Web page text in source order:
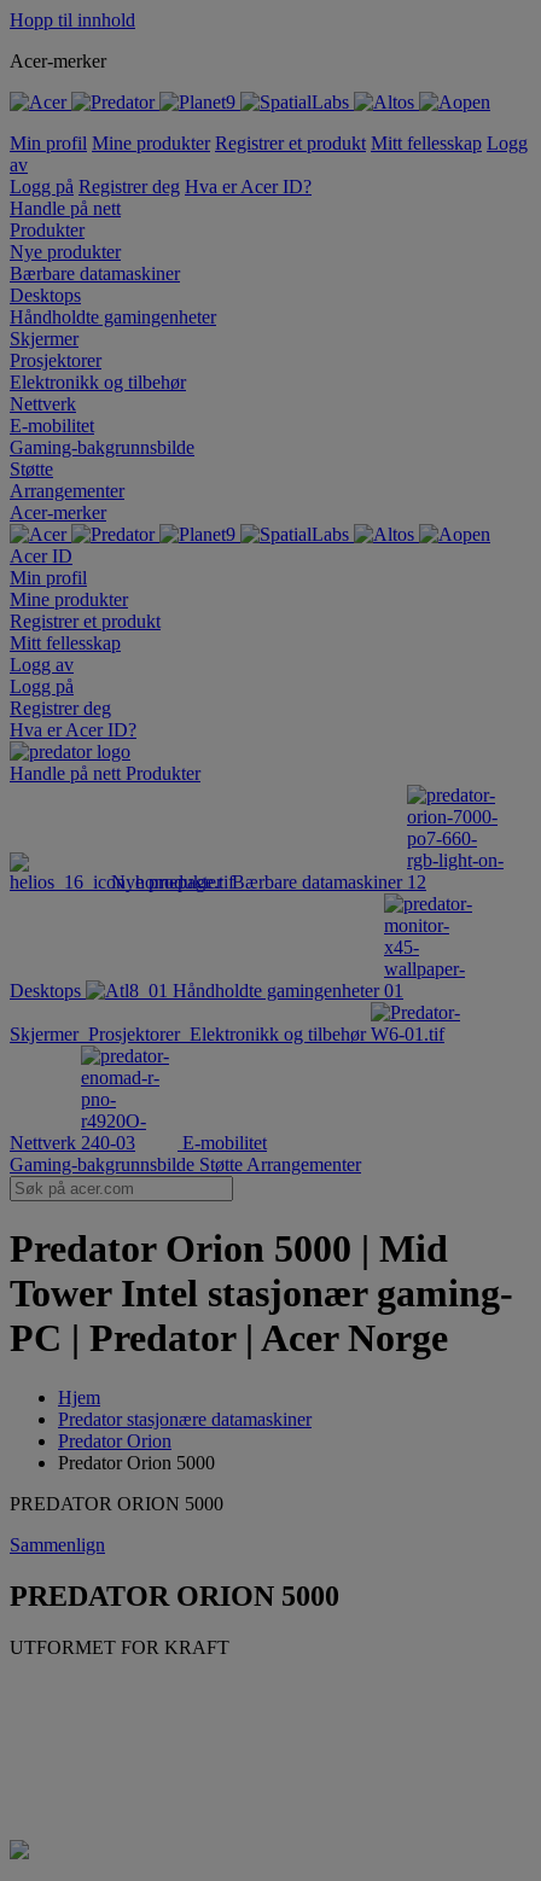
Hopp til innhold
Acer-merker
Min profil Mine produkter Registrer et produkt Mitt fellesskap Logg
av
Logg på Registrer deg Hva er Acer ID?
Handle på nett
Produkter
Nye produkter
Bærbare datamaskiner
Desktops
Håndholdte gamingenheter
Skjermer
Prosjektorer
Elektronikk og tilbehør
Nettverk
E-mobilitet
Gaming-bakgrunnsbilde
Støtte
Arrangementer
Acer-merker
Acer ID
Min profil
Mine produkter
Registrer et produkt
Mitt fellesskap
Logg av
Logg på
Registrer deg
Hva er Acer ID?
Handle på nett Produkter
Nye produkter Bærbare datamaskiner
Desktops Håndholdte gamingenheter
Skjermer Prosjektorer Elektronikk og tilbehør
Nettverk
E-mobilitet
Gaming-bakgrunnsbilde Støtte Arrangementer
Predator Orion 5000 | Mid
Tower Intel stasjonær gaming-
PC | Predator | Acer Norge
Hjem
Predator stasjonære datamaskiner
Predator Orion
Predator Orion 5000
PREDATOR ORION 5000
Sammenlign
PREDATOR ORION 5000
UTFORMET FOR KRAFT